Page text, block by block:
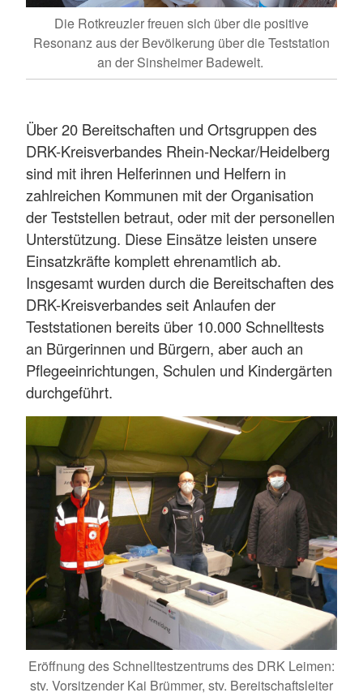
Die Rotkreuzler freuen sich über die positive
Resonanz aus der Bevölkerung über die Teststation
an der Sinsheimer Badewelt.
Über 20 Bereitschaften und Ortsgruppen des
DRK-Kreisverbandes Rhein-Neckar/Heidelberg
sind mit ihren Helferinnen und Helfern in
zahlreichen Kommunen mit der Organisation
der Teststellen betraut, oder mit der personellen
Unterstützung. Diese Einsätze leisten unsere
Einsatzkräfte komplett ehrenamtlich ab.
Insgesamt wurden durch die Bereitschaften des
DRK-Kreisverbandes seit Anlaufen der
Teststationen bereits über 10.000 Schnelltests
an Bürgerinnen und Bürgern, aber auch an
Pflegeeinrichtungen, Schulen und Kindergärten
durchgeführt.
Eröffnung des Schnelltestzentrums des DRK Leimen:
stv. Vorsitzender Kai Brümmer, stv. Bereitschaftsleiter